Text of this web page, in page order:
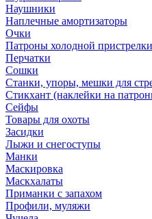
Наушники
Наплечные амортизаторы
Очки
Патроны холодной
Перчатки
Сошки
Станки, упоры, мешки для
Стикхант (наклейки на
Сейфы
Товары для охоты
Засидки
Лыжи и снегоступы
Манки
Маскировка
Маскхалаты
Приманки с запахом
Профили, муляжи